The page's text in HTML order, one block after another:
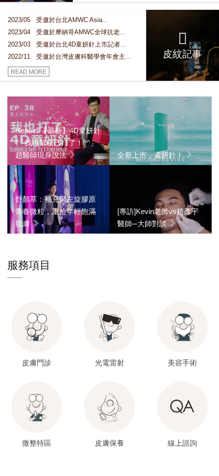
2023/05 受邀於台北AMWC Asia...
2023/04 受邀於摩納哥AMWC全球抗老...
2023/03 受邀於台北4D童妍針上市記者...
2022/11 受邀於台灣皮膚科醫學會年會主...
READ MORE
皮紋記事
Repost:【最新】4D童妍針
∣「我也幫自己打了！^^」
趙醫師現身說法
全新上市，素妍針！
舒顏萃：補充聚左旋膠原
青春微粒，重拾年輕飽滿
肌膚
[專訪]Kevin老師vs趙彥宇
醫師─大師對談
服務項目
皮膚門診 光電雷射 美容手術
微整特區 皮膚保養 線上諮詢